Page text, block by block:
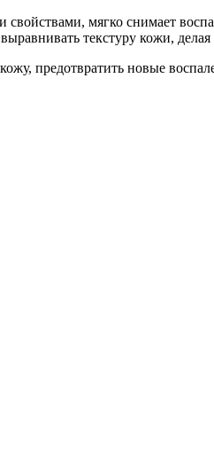
мягко снимает
текстуру кожи,
предотвратить новые